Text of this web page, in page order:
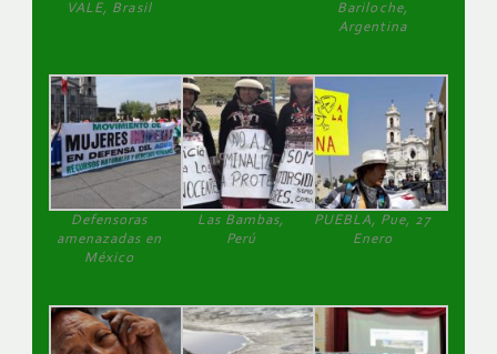
VALE, Brasil
Bariloche,
Argentina
Defensoras
amenazadas en
México
Las Bambas,
Perú
PUEBLA, Pue, 27
Enero